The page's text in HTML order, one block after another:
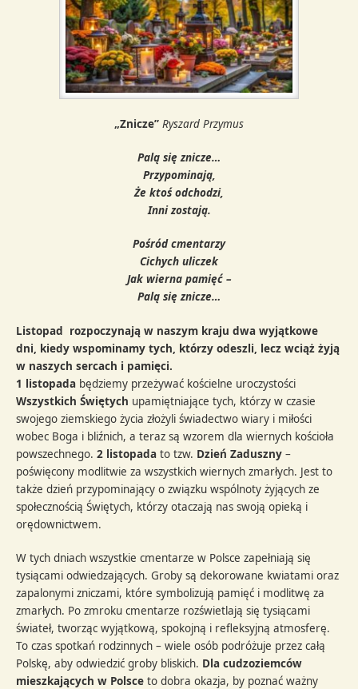
„Znicze” Ryszard Przymus
Palą się znicze…
Przypominają,
Że ktoś odchodzi,
Inni zostają.
Pośród cmentarzy
Cichych uliczek
Jak wierna pamięć –
Palą się znicze…
Listopad rozpoczynają w naszym kraju dwa wyjątkowe
dni, kiedy wspominamy tych, którzy odeszli, lecz wciąż żyją
w naszych sercach i pamięci.
1 listopada będziemy przeżywać kościelne uroczystości
Wszystkich Świętych upamiętniające tych, którzy w czasie
swojego ziemskiego życia złożyli świadectwo wiary i miłości
wobec Boga i bliźnich, a teraz są wzorem dla wiernych kościoła
powszechnego.2 listopada to tzw. Dzień Zaduszny –
poświęcony modlitwie za wszystkich wiernych zmarłych. Jest to
także dzień przypominający o związku wspólnoty żyjących ze
społecznością Świętych, którzy otaczają nas swoją opieką i
orędownictwem.
W tych dniach wszystkie cmentarze w Polsce zapełniają się
tysiącami odwiedzających. Groby są dekorowane kwiatami oraz
zapalonymi zniczami, które symbolizują pamięć i modlitwę za
zmarłych. Po zmroku cmentarze rozświetlają się tysiącami
świateł, tworząc wyjątkową, spokojną i refleksyjną atmosferę.
To czas spotkań rodzinnych – wiele osób podróżuje przez całą
Polskę, aby odwiedzić groby bliskich. Dla cudzoziemców
mieszkających w Polsce to dobra okazja, by poznać ważny